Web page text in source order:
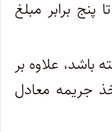
برابر مبلغ
باشد، علاوه بر
جریمه معادل